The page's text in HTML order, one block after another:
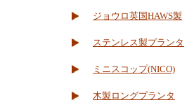
ジョウロ英国HAWS製
ステンレス製プランタ
ミニスコップ(NICO)
木製ロングプランタ